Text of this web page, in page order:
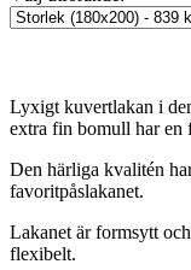
Lyxigt kuvertlakan i
extra fin bomull har en
Den härliga kvalitén
favoritpåslakanet.
Lakanet är formsytt
flexibelt.